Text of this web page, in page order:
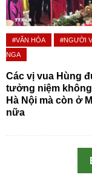
#VĂN HÓA
#NGƯỜI
NGA
Các vị vua Hùng
tưởng niệm
Hà Nội mà còn ở
nữa